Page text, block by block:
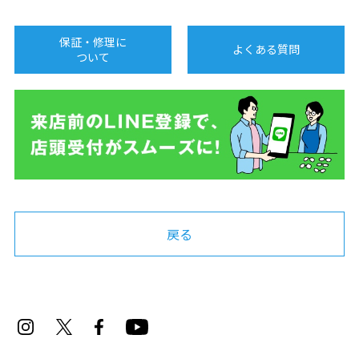
保証・修理に
ついて
よくある質問
戻る